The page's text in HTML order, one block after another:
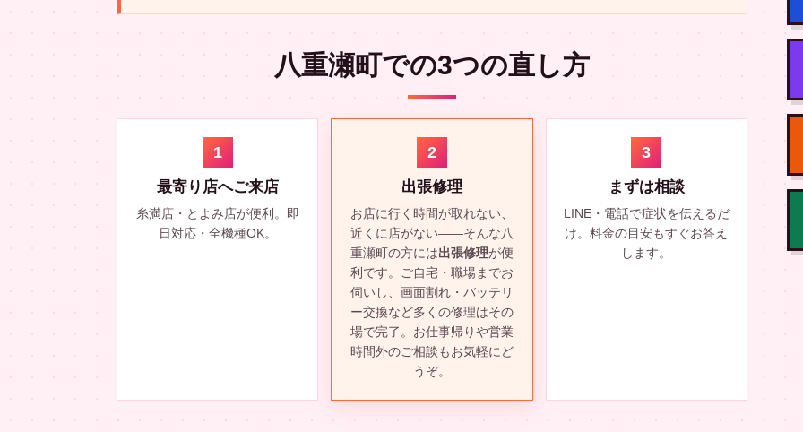
八重瀬町での3つの直し方
1
最寄り店へご来店
糸満店・とよみ店が便利。即
日対応・全機種OK。
2
出張修理
お店に行く時間が取れない、
近くに店がない——そんな八
重瀬町の方には出張修理が便
利です。ご自宅・職場までお
伺いし、画面割れ・バッテリ
ー交換など多くの修理はその
場で完了。お仕事帰りや営業
時間外のご相談もお気軽にど
うぞ。
3
まずは相談
LINE・電話で症状を伝えるだ
け。料金の目安もすぐお答え
します。